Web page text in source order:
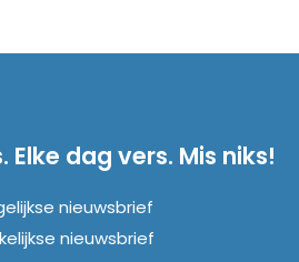
dag vers. Mis niks!
nieuwsbrief
nieuwsbrief